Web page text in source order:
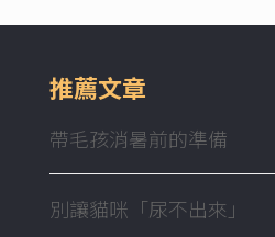
推薦文章
帶毛孩消暑前的準備
別讓貓咪「尿不出來」